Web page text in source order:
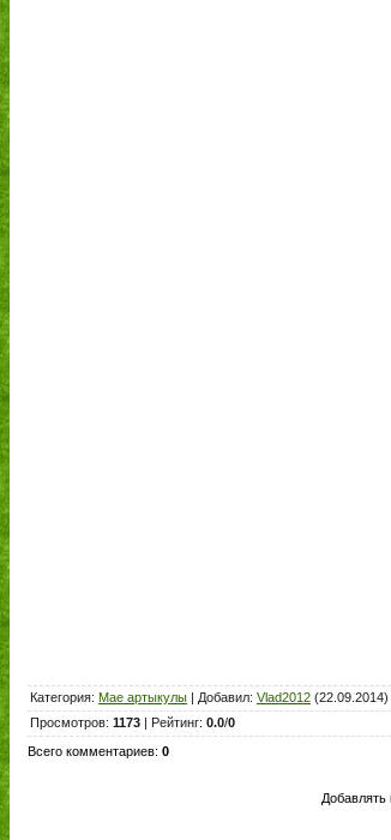
Категория: Мае артыкулы | Добавил: Vlad2012 (22.09.2014)
Просмотров: 1173 | Рейтинг: 0.0/0
Всего комментариев: 0
Добавлять